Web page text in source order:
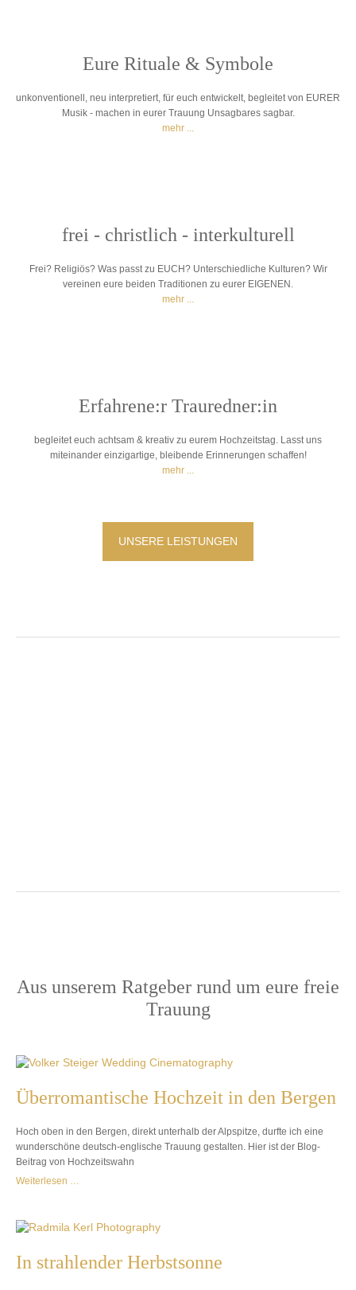
Eure Rituale & Symbole
unkonventionell, neu interpretiert, für euch entwickelt, begleitet von EURER
Musik - machen in eurer Trauung Unsagbares sagbar.
mehr ...
frei - christlich - interkulturell
Frei? Religiös? Was passt zu EUCH? Unterschiedliche Kulturen? Wir
vereinen eure beiden Traditionen zu eurer EIGENEN.
mehr ...
Erfahrene:r Trauredner:in
begleitet euch achtsam & kreativ zu eurem Hochzeitstag. Lasst uns
miteinander einzigartige, bleibende Erinnerungen schaffen!
mehr ...
UNSERE LEISTUNGEN
Aus unserem Ratgeber rund um eure freie
Trauung
Überromantische Hochzeit in den Bergen
Hoch oben in den Bergen, direkt unterhalb der Alpspitze, durfte ich eine
wunderschöne deutsch-englische Trauung gestalten. Hier ist der Blog-
Beitrag von Hochzeitswahn
Weiterlesen …
In strahlender Herbstsonne